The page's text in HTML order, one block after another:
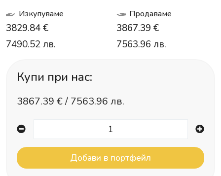
Изкупуваме
3829.84 €
7490.52 лв.
Продаваме
3867.39 €
7563.96 лв.
Купи при нас:
3867.39 € / 7563.96 лв.